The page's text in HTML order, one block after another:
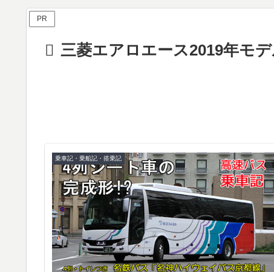
PR
三菱エアロエース2019年モ
乗車記・乗船記・搭乗記